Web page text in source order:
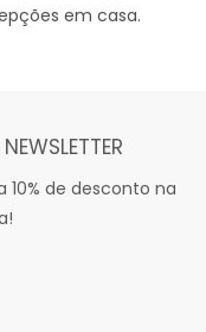
em casa.
10% de desconto na